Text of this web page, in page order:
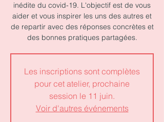
inédite du covid-19. L'objectif est de vous
aider et vous inspirer les uns des autres et
de repartir avec des réponses concrètes et
des bonnes pratiques partagées.
Les inscriptions sont complètes
pour cet atelier, prochaine
session le 11 juin.
Voir d'autres événements